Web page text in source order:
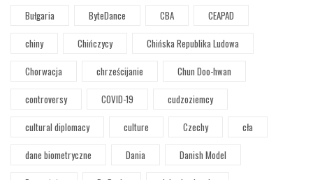
Bułgaria
ByteDance CBA
CEAPAD
chiny
Chińczycy
Chińska Republika Ludowa
Chorwacja
chrześcijanie
Chun Doo-hwan
controversy
COVID-19
cudzoziemcy
cultural diplomacy
culture Czechy
cła
dane biometryczne
Dania
Danish Model